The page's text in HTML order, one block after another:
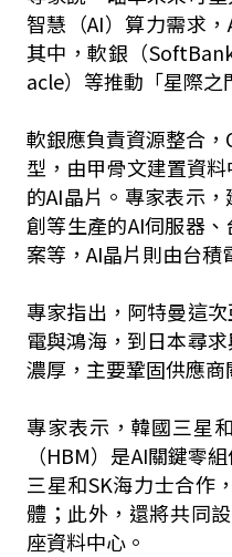
智慧（AI）算力需求
其中，軟銀（
acle）等推動「星際
軟銀應負責資源整合
型，由甲骨文建置資料
的AI晶片。專家表示
創等生產的AI伺服器
案等，AI晶片則由台積
專家指出，阿特曼這
電與鴻海，到日本尋
濃厚，主要鞏固供應商
專家表示，韓國三星
（HBM）是AI關鍵零
三星和SK海力士合作
體；此外，還將共同
座資料中心。